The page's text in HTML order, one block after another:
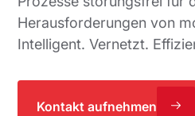
Herausforderungen von
Intelligent. Vernetzt.
Kontakt aufnehmen